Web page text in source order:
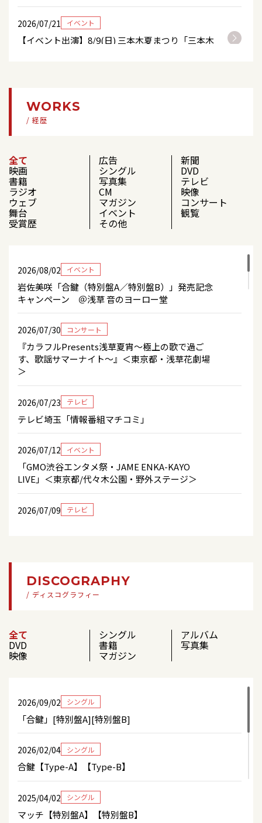
2026/07/21 イベント
【イベント出演】8/9(日) 三本木夏まつり「三本木
【テレビ出演】 7/23(木) 17：00～ テレビ埼玉「情
報番組マチコミ」
8/8(土)「PACHI PACHI LIVE!! UNIS PAR LA
MUSIQUE 日仏を結ぶ音楽の祭典」チケット販売
中！
2026/07/14 コンサート
【コンサート出演】 9/16(水) 『東京演歌ライブ な
2026/07/10 グッズ
「岩佐美咲」新グッズ情報!!!
キャンペーン
8/22(土)岩佐美咲「合鍵（特別盤A／特別盤B）」
発売記念キャンペーン ＠鈴木楽器店
2026/07/09
8/15(土)岩佐美咲「合鍵（特別盤A／特別盤B）」
発売記念キャンペーン ＠ミュージックショップ
ダン
2026/07/09 キャンペーン
8/2(日)岩佐美咲「合鍵（特別盤A／特別盤B）」発
売記念キャンペーン ＠浅草 音のヨーロー堂
2026/07/07 テレビ
2026/07/03 テレビ
【テレビ出演】 7/3(金)15：48～ 広島テレビ「テレ
2026/07/03
【ラジオ出演】 7/3(金)14：00～ FMちゅーピー
「ごきげんcho～」※生放送
キャンペーン
岩佐美咲「合鍵（特別盤A／特別盤B）」発売記念
キャンペーン開催決定！＜7/5(日)浅草 音のヨーロ
ー堂＞
2026/06/29 ディスコグラフィー
岩佐美咲「合鍵」特別盤発売決定！
2026/06/29 イベント
WORKS
/ 経歴
全て 広告 新聞
映画 シングル DVD
書籍 写真集 テレビ
ラジオ CM 映像
ウェブ マガジン コンサート
舞台 イベント 観覧
受賞歴 その他
2026/08/02 イベント
岩佐美咲「合鍵（特別盤A／特別盤B）」発売記念
キャンペーン ＠浅草 音のヨーロー堂
2026/07/30 コンサート
『カラフルPresents浅草夏宵～極上の歌で過ご
す、歌謡サマーナイト～』＜東京都・浅草花劇場
＞
2026/07/23 テレビ
テレビ埼玉「情報番組マチコミ」
2026/07/12 イベント
「GMO渋谷エンタメ祭・JAME ENKA-KAYO
LIVE」＜東京都/代々木公園・野外ステージ＞
2026/07/09 テレビ
BS日テレ「令和歌謡塾」
キャンペーン＜浅草 音のヨーロー堂＞
ナーに出演予定
2026/07/03 ラジオ
FMちゅーピー「ごきげんcho～」※生放送
2026/07/02 イベント
【公開収録】 NHK BSプレミアム「新・BS日本の
うた」
DISCOGRAPHY
/ ディスコグラフィー
全て シングル アルバム
DVD 書籍 写真集
映像 マガジン
2026/09/02 シングル
「合鍵」[特別盤A][特別盤B]
2026/02/04 シングル
合鍵【Type-A】【Type-B】
2025/04/02 シングル
マッチ【特別盤A】【特別盤B】